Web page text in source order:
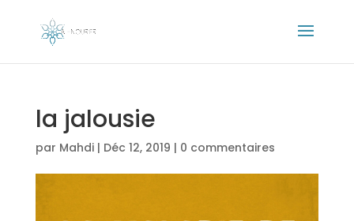
la jalousie
par Mahdi| Déc 12, 2019 | 0 commentaires